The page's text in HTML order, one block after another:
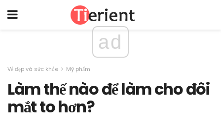
ad
Vẻ đẹp và sức khỏe Mỹ phẩm
Làm thế nào để làm cho đôi
mắt to hơn?